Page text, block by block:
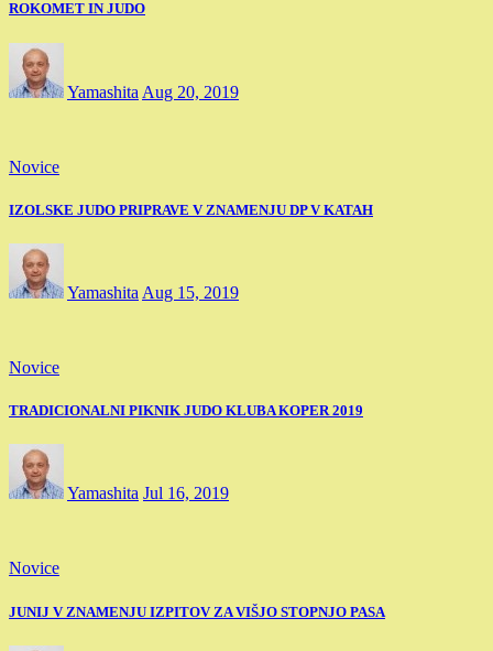
ROKOMET IN JUDO
Yamashita Aug 20, 2019
Novice
IZOLSKE JUDO PRIPRAVE V ZNAMENJU DP V KATAH
Yamashita Aug 15, 2019
Novice
TRADICIONALNI PIKNIK JUDO KLUBA KOPER 2019
Yamashita Jul 16, 2019
Novice
JUNIJ V ZNAMENJU IZPITOV ZA VIŠJO STOPNJO PASA